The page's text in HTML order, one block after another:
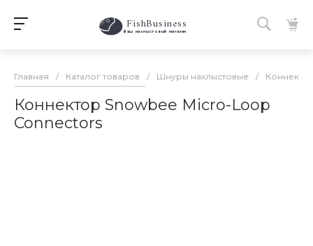
FishBusiness
Ваш нахлыстовый магазин
Главная / Каталог товаров / Шнуры нахлыстовые /
Коннектор Snowbee Micro-Loop
Connectors